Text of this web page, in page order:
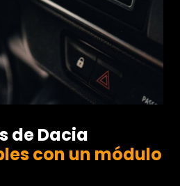
de Dacia
con un módulo